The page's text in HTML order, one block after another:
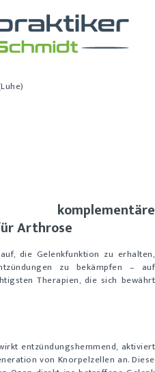
Arthrose
die Gelenkfunktion zu erhalten,
zu bekämpfen – auf
Therapien, die sich bewährt
entzündungshemmend, aktiviert
von Knorpelzellen an. Diese